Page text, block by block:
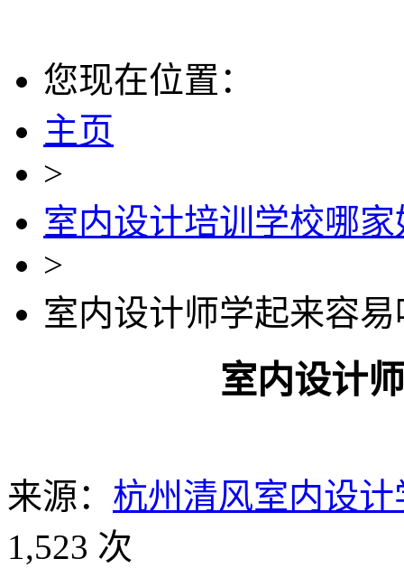
您现在位置：
主页
>
室内设计培训学校哪家
>
室内设计师学起来容易
室内设计
来源： 杭州清风室内设计
1,523 次